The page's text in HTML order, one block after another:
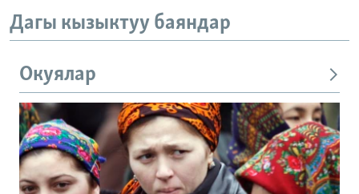
Дагы кызыктуу баяндар
Окуялар